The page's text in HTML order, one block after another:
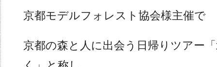
京都モデルフォレスト協会様主催で
京都の森と人に出会う日帰りツアー